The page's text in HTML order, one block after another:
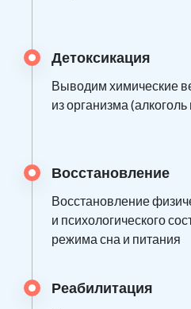
Детоксикация
Выводим химические
из организма (алкоголь
Восстановление
Восстановление
и психологического
режима сна и питания
Реабилитация